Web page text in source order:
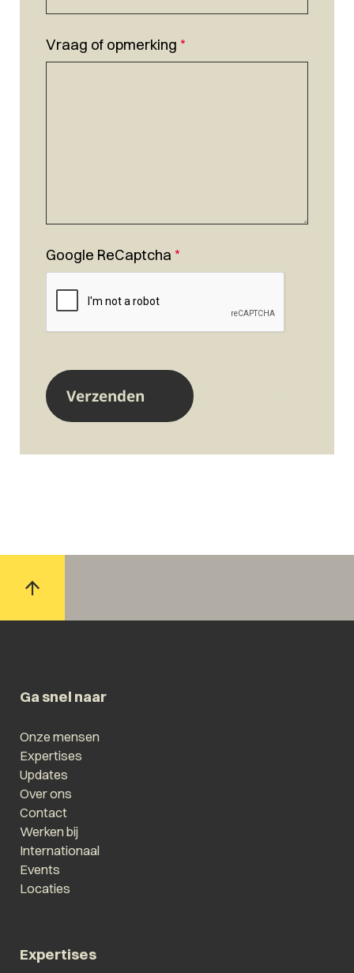
Vraag of opmerking *
Google ReCaptcha *
Ga snel naar
Onze mensen
Expertises
Updates
Over ons
Contact
Werken bij
Internationaal
Events
Locaties
Expertises